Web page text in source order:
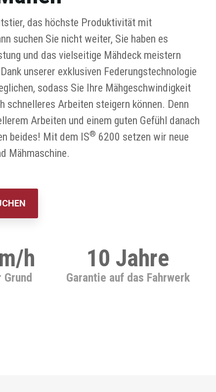
das höchste Produktivität mit
suchen Sie nicht weiter, Sie haben es
und das vielseitige Mähdeck meistern
unserer exklusiven Federungstechnologie
sodass Sie Ihre Mähgeschwindigkeit
schnelleres Arbeiten steigern können. Denn
Arbeiten und einem guten Gefühl danach
beides! Mit dem IS® 6200 setzen wir neue
Mähmaschine.
h
Garantie auf das Fahrwerk
10 Jahre